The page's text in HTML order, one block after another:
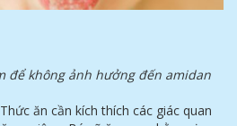
để không ảnh hưởng đến amidan
ăn cần kích thích các giác quan